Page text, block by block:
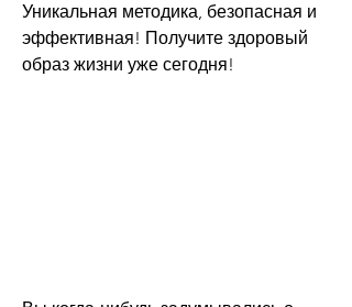
Уникальная методика, безопасная и
эффективная! Получите здоровый
образ жизни уже сегодня!